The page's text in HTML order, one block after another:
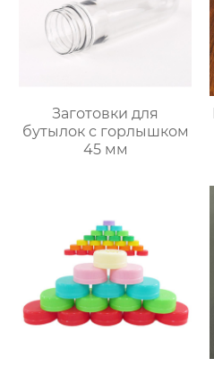
Заготовки для
бутылок с горлышком
45 мм